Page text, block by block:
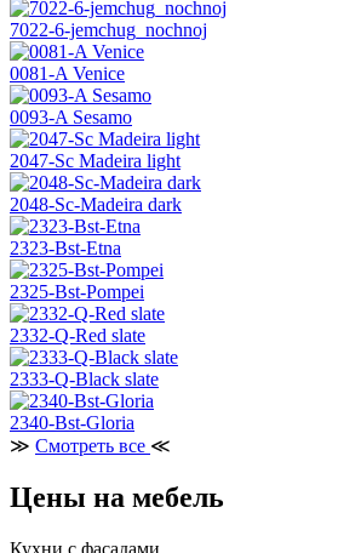
7022-6-jemchug_nochnoj
0081-A Venice
0093-A Sesamo
2047-Sc Madeira light
2048-Sc-Madeira dark
2323-Bst-Etna
2325-Bst-Pompei
2332-Q-Red slate
2333-Q-Black slate
2340-Bst-Gloria
≫ Смотреть все ≪
Цены на мебель